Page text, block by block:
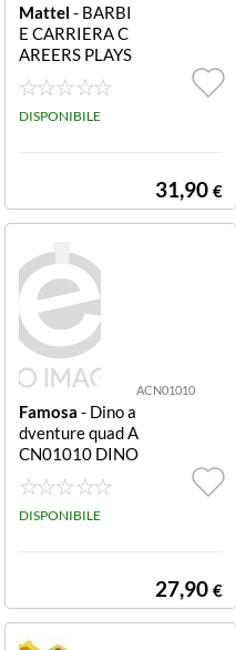
Mattel - BARBI
E CARRIERA C
AREERS PLAYS
ET ASS DHB63
BARBIE CAREE
RS PLAYSET AS
DISPONIBILE
31,90 €
ACN01010
Famosa - Dino a
dventure quad A
CN01010 DINO
ADVENTURE Q
uad
DISPONIBILE
27,90 €